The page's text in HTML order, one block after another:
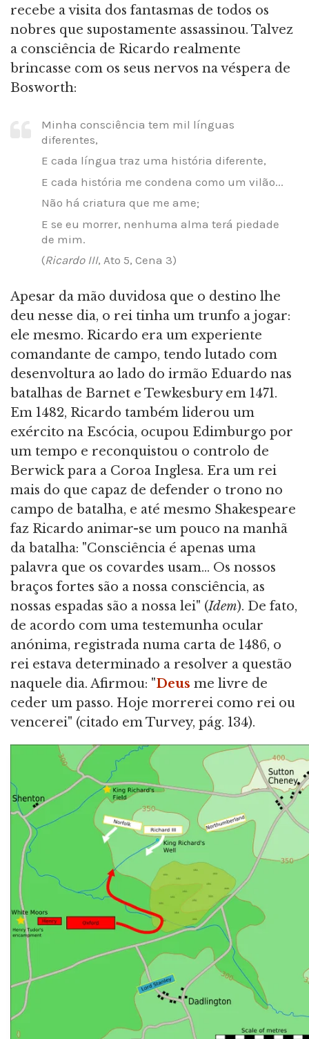
recebe a visita dos fantasmas de todos os
nobres que supostamente assassinou. Talvez
a consciência de Ricardo realmente
brincasse com os seus nervos na véspera de
Bosworth:
Minha consciência tem mil línguas
diferentes,
E cada língua traz uma história diferente,
E cada história me condena como um vilão...
Não há criatura que me ame;
E se eu morrer, nenhuma alma terá piedade
de mim.
(Ricardo III, Ato 5, Cena 3)
Apesar da mão duvidosa que o destino lhe
deu nesse dia, o rei tinha um trunfo a jogar:
ele mesmo. Ricardo era um experiente
comandante de campo, tendo lutado com
desenvoltura ao lado do irmão Eduardo nas
batalhas de Barnet e Tewkesbury em 1471.
Em 1482, Ricardo também liderou um
exército na Escócia, ocupou Edimburgo por
um tempo e reconquistou o controlo de
Berwick para a Coroa Inglesa. Era um rei
mais do que capaz de defender o trono no
campo de batalha, e até mesmo Shakespeare
faz Ricardo animar-se um pouco na manhã
da batalha: "Consciência é apenas uma
palavra que os covardes usam... Os nossos
braços fortes são a nossa consciência, as
nossas espadas são a nossa lei" (Idem). De fato,
de acordo com uma testemunha ocular
anónima, registrada numa carta de 1486, o
rei estava determinado a resolver a questão
naquele dia. Afirmou: "Deus me livre de
ceder um passo. Hoje morrerei como rei ou
vencerei" (citado em Turvey, pág. 134).